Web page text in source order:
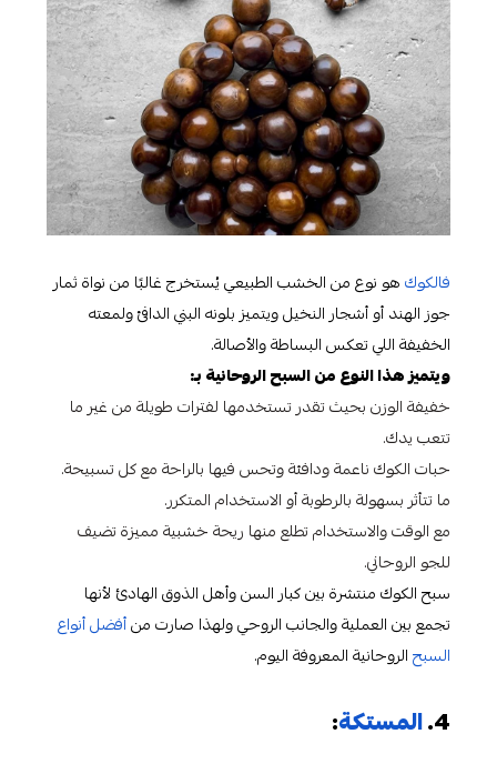
فالكوكهو نوع من الخشب الطبيعي يُستخرج غالبًا من نواة ثمار
جوز الهند أو أشجار النخيل ويتميز بلونه البني الدافئ ولمعته
الخفيفة اللي تعكس البساطة والأصالة.
ويتميز هذا النوع من السبح الروحانية بـ:
خفيفة الوزن بحيث تقدر تستخدمها لفترات طويلة من غير ما
تتعب يدك.
حبات الكوك ناعمة ودافئة وتحس فيها بالراحة مع كل تسبيحة.
ما تتأثر بسهولة بالرطوبة أو الاستخدام المتكرر.
مع الوقت والاستخدام تطلع منها ريحة خشبية مميزة تضيف
للجو الروحاني.
سبح الكوك منتشرة بين كبار السن وأهل الذوق الهادئ لأنها
تجمع بين العملية والجانب الروحي ولهذا صارت منأفضل أنواع
السبحالروحانية المعروفة اليوم.
4. المستكة: